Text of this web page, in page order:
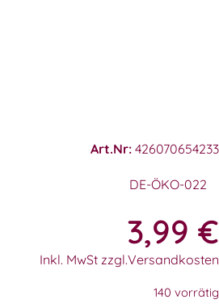
Art.Nr: 426070654233
DE-ÖKO-022
3,99 €
Inkl. MwSt zzgl.Versandkosten
140 vorrätig